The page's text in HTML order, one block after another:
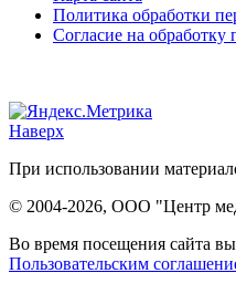
Политика обработки
Согласие на
Наверх
При использовании
© 2004-2026, ООО "Центр
Во время посещения сайта
Пользовательским